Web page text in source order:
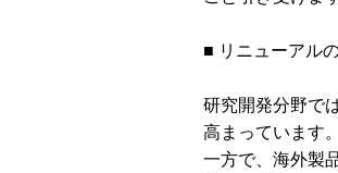
■ リニューアル
研究開発分野で
高まっています。
一方で、海外製